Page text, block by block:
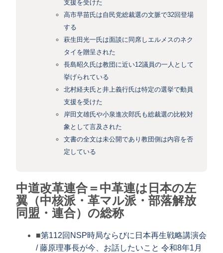
支援を受けた
高市早苗氏は自民党総裁選の文脈で32回登場
する
萩生田光一氏は面談に同席しエルメスのネク
タイを贈呈された
長島昭久氏は教団に近い12議員の一人として
挙げられている
北村経夫氏と井上義行氏は特定の選挙で動員
支援を受けた
岸田文雄氏や小泉進次郎氏も総裁選の比較対
象として言及された
文書の全文は未公開であり教団側は内容を否
定している
中道改革連合＝中革連は日本の左
翼（中核派・革マル派・部落解放
同盟・連合）の総称
■第112回NSP時局ならびに日本再生戦略講演会
/ 藤原理事長が今、お話したいこと 令和8年1月